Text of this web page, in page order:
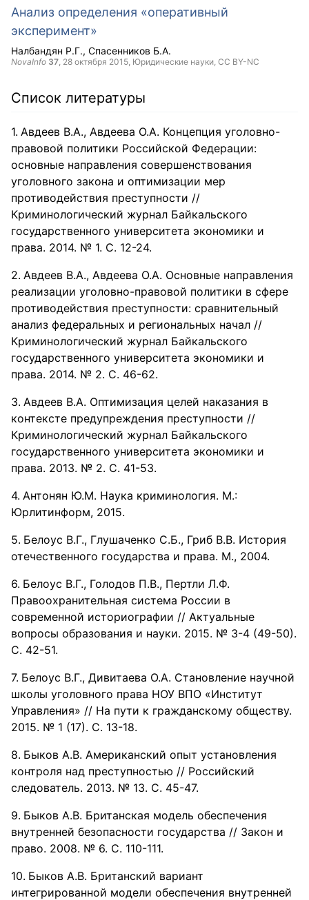
Анализ определения «оперативный
эксперимент»
Налбандян Р.Г. Спасенников Б.А.
NovaInfo 37, 28 октября 2015, Юридические науки, CC BY-NC
Список литературы
Авдеев В.А., Авдеева О.А. Концепция уголовно-
правовой политики Российской Федерации:
основные направления совершенствования
уголовного закона и оптимизации мер
противодействия преступности //
Криминологический журнал Байкальского
государственного университета экономики и
права. 2014. № 1. С. 12-24.
Авдеев В.А., Авдеева О.А. Основные направления
реализации уголовно-правовой политики в сфере
противодействия преступности: сравнительный
анализ федеральных и региональных начал //
Криминологический журнал Байкальского
государственного университета экономики и
права. 2014. № 2. С. 46-62.
Авдеев В.А. Оптимизация целей наказания в
контексте предупреждения преступности //
Криминологический журнал Байкальского
государственного университета экономики и
права. 2013. № 2. С. 41-53.
Антонян Ю.М. Наука криминология. М.:
Юрлитинформ, 2015.
Белоус В.Г., Глушаченко С.Б., Гриб В.В. История
отечественного государства и права. М., 2004.
Белоус В.Г., Голодов П.В., Пертли Л.Ф.
Правоохранительная система России в
современной историографии // Актуальные
вопросы образования и науки. 2015. № 3-4 (49-50).
С. 42-51.
Белоус В.Г., Дивитаева О.А. Становление научной
школы уголовного права НОУ ВПО «Институт
Управления» // На пути к гражданскому обществу.
2015. № 1 (17). С. 13-18.
Быков А.В. Американский опыт установления
контроля над преступностью // Российский
следователь. 2013. № 13. С. 45-47.
Быков А.В. Британская модель обеспечения
внутренней безопасности государства // Закон и
право. 2008. № 6. С. 110-111.
Быков А.В. Британский вариант
интегрированной модели обеспечения внутренней